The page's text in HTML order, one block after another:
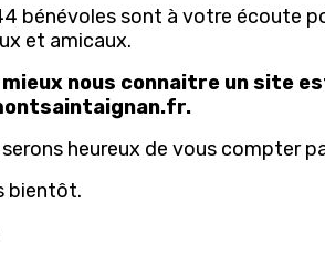
bénévoles sont à votre écoute
et amicaux.
mieux nous connaitre un site
serons heureux de vous compter
bientôt.